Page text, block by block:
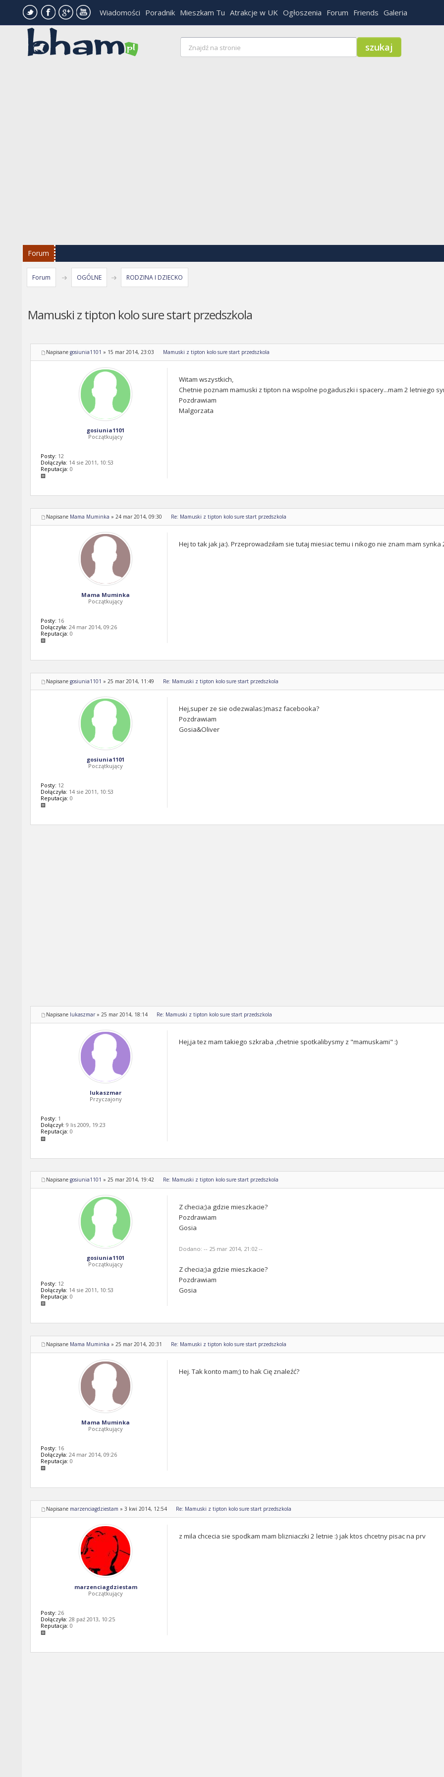
Wiadomości Poradnik Mieszkam Tu Atrakcje w UK Ogłoszenia Forum Friends Galeria
Forum
Forum OGÓLNE RODZINA I DZIECKO
Mamuski z tipton kolo sure start przedszkola
Napisane gosiunia1101 » 15 mar 2014, 23:03 Mamuski z tipton kolo sure start przedszkola
Witam wszystkich,
Chetnie poznam mamuski z tipton na wspolne pogaduszki i spacery...mam 2 letniego
Pozdrawiam
Malgorzata
gosiunia1101
Początkujący
Posty: 12
Dołączyła: 14 sie 2011, 10:53
Reputacja: 0
Napisane Mama Muminka » 24 mar 2014, 09:30 Re: Mamuski z tipton kolo sure start przedszkola
Hej to tak jak ja:). Przeprowadziłam sie tutaj miesiac temu i nikogo nie znam mam
Mama Muminka
Początkujący
Posty: 16
Dołączyła: 24 mar 2014, 09:26
Reputacja: 0
Napisane gosiunia1101 » 25 mar 2014, 11:49 Re: Mamuski z tipton kolo sure start przedszkola
Hej,super ze sie odezwalas:)masz facebooka?
Pozdrawiam
Gosia&Oliver
gosiunia1101
Początkujący
Posty: 12
Dołączyła: 14 sie 2011, 10:53
Reputacja: 0
Napisane lukaszmar» 25 mar 2014, 18:14 Re: Mamuski z tipton kolo sure start przedszkola
Hej,ja tez mam takiego szkraba ,chetnie spotkalibysmy z "mamuskami" :)
lukaszmar
Przyczajony
Posty: 1
Dołączył: 9 lis 2009, 19:23
Reputacja: 0
Napisane gosiunia1101 » 25 mar 2014, 19:42 Re: Mamuski z tipton kolo sure start przedszkola
Z checia;)a gdzie mieszkacie?
Pozdrawiam
Gosia
Dodano: -- 25 mar 2014, 21:02 --
Z checia;)a gdzie mieszkacie?
Pozdrawiam
Gosia
gosiunia1101
Początkujący
Posty: 12
Dołączyła: 14 sie 2011, 10:53
Reputacja: 0
Napisane Mama Muminka » 25 mar 2014, 20:31 Re: Mamuski z tipton kolo sure start przedszkola
Hej. Tak konto mam;) to hak Cię znaleźć?
Mama Muminka
Początkujący
Posty: 16
Dołączyła: 24 mar 2014, 09:26
Reputacja: 0
Napisane marzenciagdziestam » 3 kwi 2014, 12:54 Re: Mamuski z tipton kolo sure start przedszkola
z mila chcecia sie spodkam mam blizniaczki 2 letnie :) jak ktos chcetny pisac na prv
marzenciagdziestam
Początkujący
Posty: 26
Dołączyła: 28 paź 2013, 10:25
Reputacja: 0